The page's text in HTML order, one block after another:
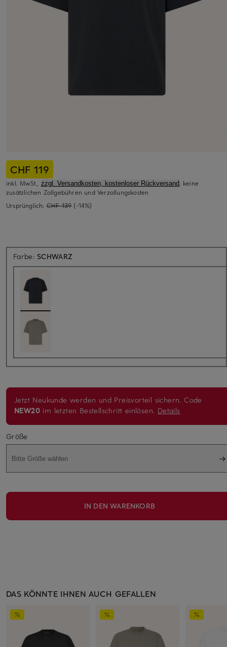
CHF 119
inkl. MwSt., zzgl. Versandkosten, kostenloser Rückversand, keine
zusätzlichen Zollgebühren und Verzollungskosten
Ursprünglich: CHF 139 (-14%)
Farbe: SCHWARZ
Jetzt Neukunde werden und Preisvorteil sichern. Code
NEW20 im letzten Bestellschritt einlösen. Details
Größe
Bitte Größe wählen
IN DEN WARENKORB
DAS KÖNNTE IHNEN AUCH GEFALLEN